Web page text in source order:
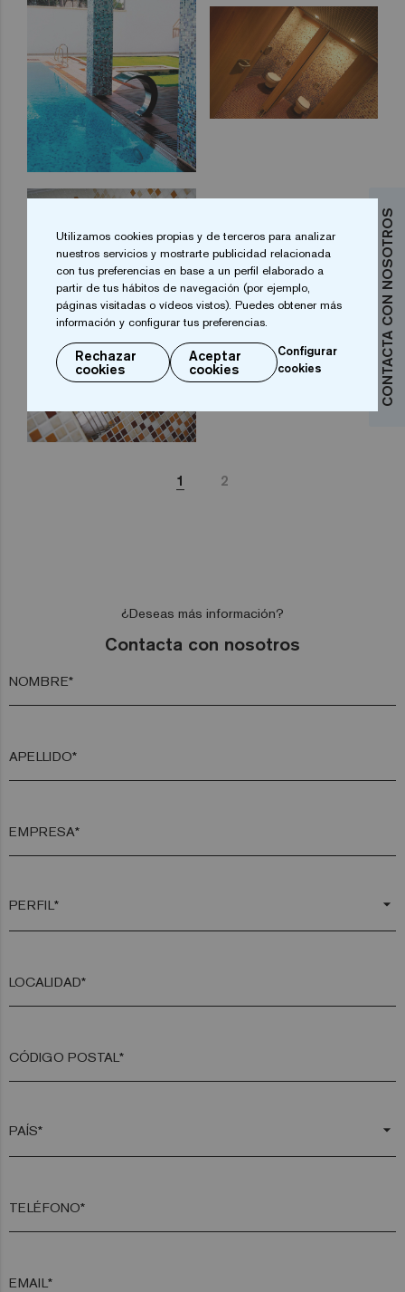
CONTACTA CON NOSOTROS
1 2
¿Deseas más información?
Contacta con nosotros
NOMBRE*
APELLIDO*
EMPRESA*
arrow_drop_down
LOCALIDAD*
CÓDIGO POSTAL*
arrow_drop_down
TELÉFONO*
EMAIL*
Utilizamos cookies propias y de terceros para analizar
nuestros servicios y mostrarte publicidad relacionada
con tus preferencias en base a un perfil elaborado a
partir de tus hábitos de navegación (por ejemplo,
páginas visitadas o vídeos vistos). Puedes obtener más
información y configurar tus preferencias.
Rechazar
cookies
Aceptar
cookies
Configurar
cookies